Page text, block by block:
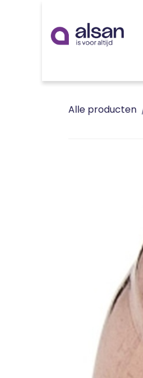
Alle producten